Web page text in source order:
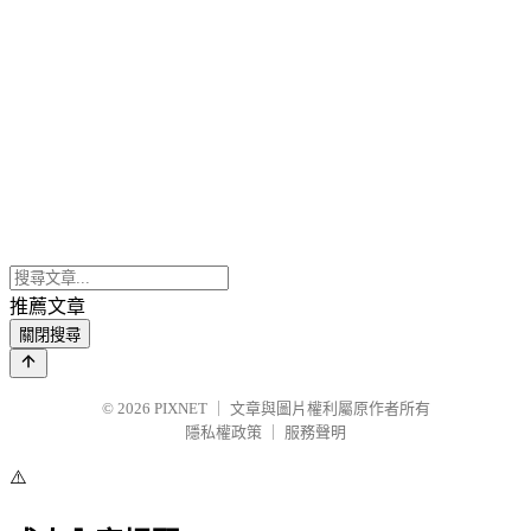
推薦文章
關閉搜尋
© 2026 PIXNET
文章與圖片權利屬原作者所有
隱私權政策
服務聲明
⚠️